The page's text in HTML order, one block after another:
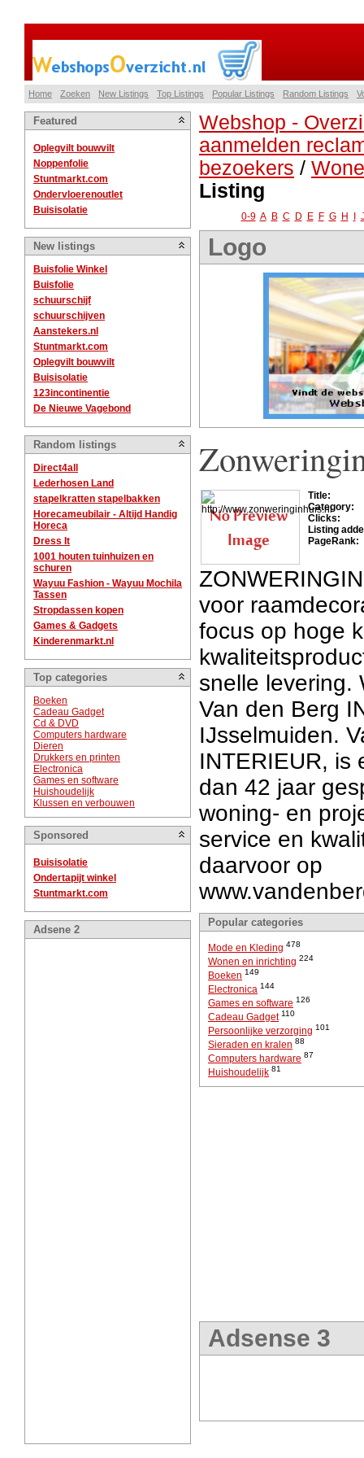
Home Zoeken New Listings Top Listings Popular Listings Random Listings
Featured
Oplegvilt bouwvilt
Noppenfolie
Stuntmarkt.com
Ondervloerenoutlet
Buisisolatie
New listings
Buisfolie Winkel
Buisfolie
schuurschijf
schuurschijven
Aanstekers.nl
Stuntmarkt.com
Oplegvilt bouwvilt
Buisisolatie
123incontinentie
De Nieuwe Vagebond
Random listings
Direct4all
Lederhosen Land
stapelkratten stapelbakken
Horecameubilair - Altijd Handig
Horeca
Dress It
1001 houten tuinhuizen en
schuren
Wayuu Fashion - Wayuu Mochila
Tassen
Stropdassen kopen
Games & Gadgets
Kinderenmarkt.nl
Top categories
Boeken
Cadeau Gadget
Cd & DVD
Computers hardware
Dieren
Drukkers en printen
Electronica
Games en software
Huishoudelijk
Klussen en verbouwen
Sponsored
Buisisolatie
Ondertapijt winkel
Stuntmarkt.com
Adsene 2
Webshop -
aanmelden
bezoekers /
Listing
0-9 A B C D E F G H
Logo
Title:
Category:
Clicks:
Listing
PageRank:
voor
focus op hoge
snelle levering.
Van den Berg
IJsselmuiden.
INTERIEUR, is
dan 42 jaar
woning- en
service en
daarvoor op
Popular categories
Mode en Kleding 478
Wonen en inrichting 224
Boeken 149
Electronica 144
Games en software 126
Cadeau Gadget 110
Persoonlijke verzorging 101
Sieraden en kralen 88
Computers hardware 87
Huishoudelijk 81
Adsense 3